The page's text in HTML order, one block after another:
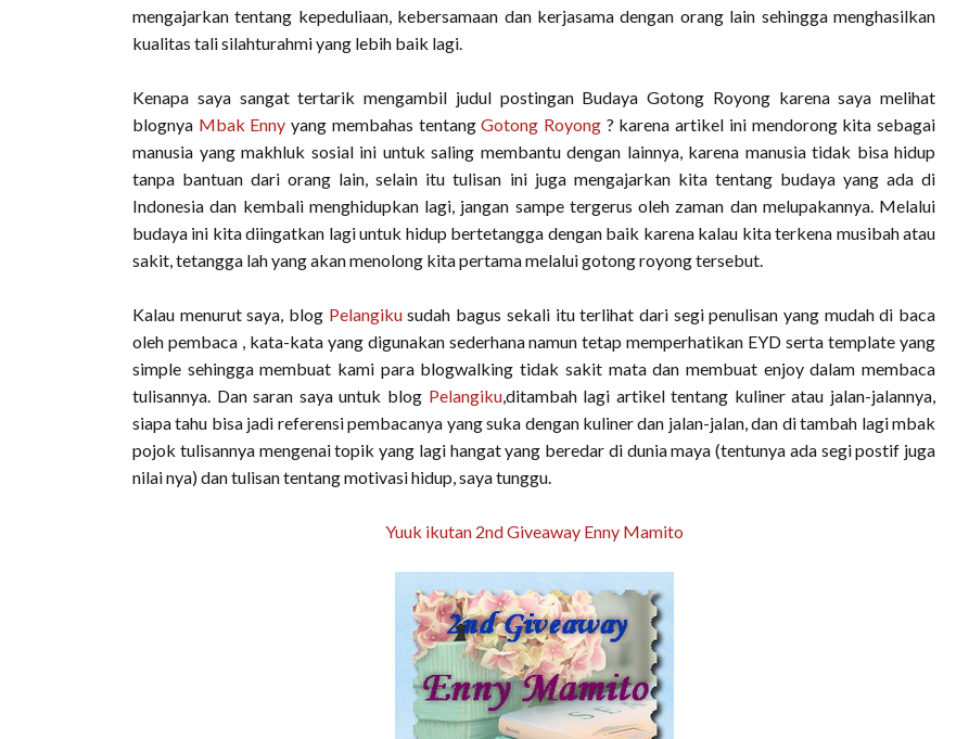
mengajarkan tentang kepeduliaan, kebersamaan dan kerjasama dengan orang lain sehingga menghasilkan
kualitas tali silahturahmi yang lebih baik lagi.
Kenapa saya sangat tertarik mengambil judul postingan Budaya Gotong Royong karena saya melihat
blognya Mbak Ennyyang membahas tentangGotong Royong ? karena artikel ini mendorong kita sebagai
manusia yang makhluk sosial ini untuk saling membantu dengan lainnya, karena manusia tidak bisa hidup
tanpa bantuan dari orang lain, selain itu tulisan ini juga mengajarkan kita tentang budaya yang ada di
Indonesia dan kembali menghidupkan lagi, jangan sampe tergerus oleh zaman dan melupakannya. Melalui
budaya ini kita diingatkan lagi untuk hidup bertetangga dengan baik karena kalau kita terkena musibah atau
sakit, tetangga lah yang akan menolong kita pertama melalui gotong royong tersebut.
Kalau menurut saya, blog Pelangikusudah bagus sekali itu terlihat dari segi penulisan yang mudah di baca
oleh pembaca , kata-kata yang digunakan sederhana namun tetap memperhatikan EYD serta template yang
simple sehingga membuat kami para blogwalking tidak sakit mata dan membuat enjoy dalam membaca
tulisannya. Dan saran saya untuk blog Pelangiku,ditambah lagi artikel tentang kuliner atau jalan-jalannya,
siapa tahu bisa jadi referensi pembacanya yang suka dengan kuliner dan jalan-jalan, dan di tambah lagi mbak
pojok tulisannya mengenai topik yang lagi hangat yang beredar di dunia maya (tentunya ada segi postif juga
nilai nya) dan tulisan tentang motivasi hidup, saya tunggu.
Yuuk ikutan 2nd Giveaway Enny Mamito